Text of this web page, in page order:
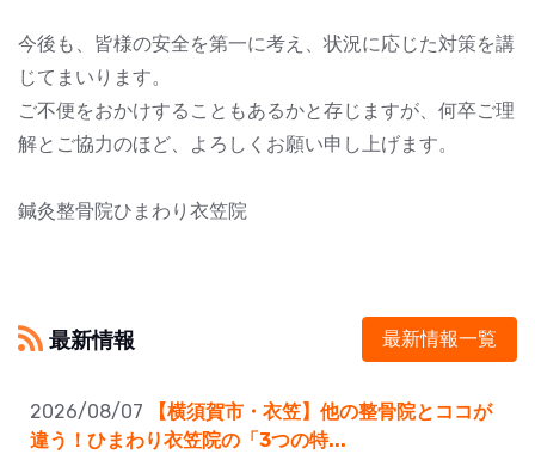
今後も、皆様の安全を第一に考え、状況に応じた対策を講
じてまいります。
ご不便をおかけすることもあるかと存じますが、何卒ご理
解とご協力のほど、よろしくお願い申し上げます。
鍼灸整骨院ひまわり衣笠院
最新情報 最新情報一覧
2026/08/07
【横須賀市・衣笠】他の整骨院とココが
違う！ひまわり衣笠院の「3つの特...